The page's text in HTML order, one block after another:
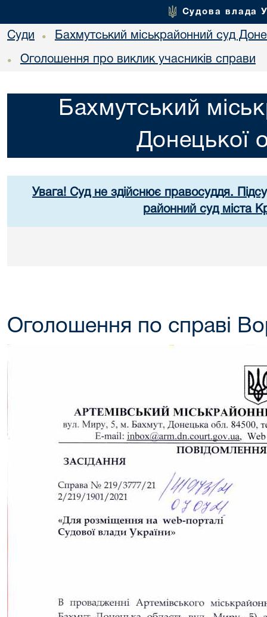
Судова влада
Суди • Бахмутський міськрайонний суд
• Оголошення про виклик учасників справи
Бахмутський
Донецької
Увага! Суд не здійснює правосуддя.
районний суд міста
Оголошення по справі